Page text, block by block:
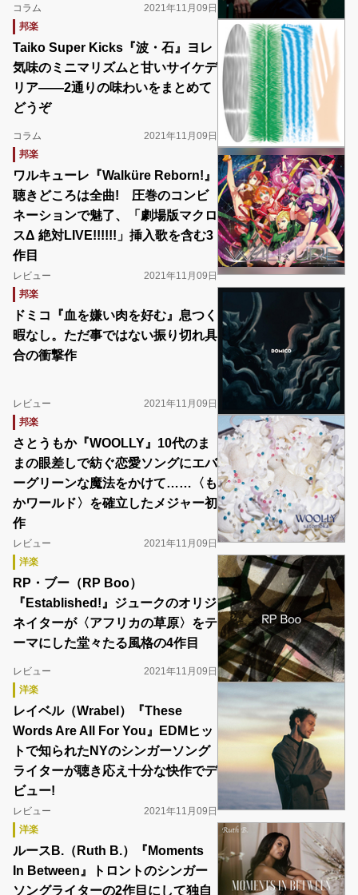
コラム
2021年11月09日
邦楽
Taiko Super Kicks『波・石』ヨレ
気味のミニマリズムと甘いサイケデ
リア――2通りの味わいをまとめて
どうぞ
コラム
2021年11月09日
邦楽
ワルキューレ『Walküre Reborn!』
聴きどころは全曲! 圧巻のコンビ
ネーションで魅了、「劇場版マクロ
スΔ 絶対LIVE!!!!!!」挿入歌を含む3
作目
レビュー
2021年11月09日
邦楽
ドミコ『血を嫌い肉を好む』息つく
暇なし。ただ事ではない振り切れ具
合の衝撃作
レビュー
2021年11月09日
邦楽
さとうもか『WOOLLY』10代のま
まの眼差しで紡ぐ恋愛ソングにエバ
ーグリーンな魔法をかけて……〈も
かワールド〉を確立したメジャー初
作
レビュー
2021年11月09日
洋楽
RP・ブー（RP Boo）
『Established!』ジュークのオリジ
ネイターが〈アフリカの草原〉をテ
ーマにした堂々たる風格の4作目
レビュー
2021年11月09日
洋楽
レイベル（Wrabel）『These
Words Are All For You』EDMヒッ
トで知られたNYのシンガーソング
ライターが聴き応え十分な快作でデ
ビュー!
レビュー
2021年11月09日
洋楽
ルースB.（Ruth B.）『Moments
In Between』トロントのシンガー
ソングライターの2作目にして独自